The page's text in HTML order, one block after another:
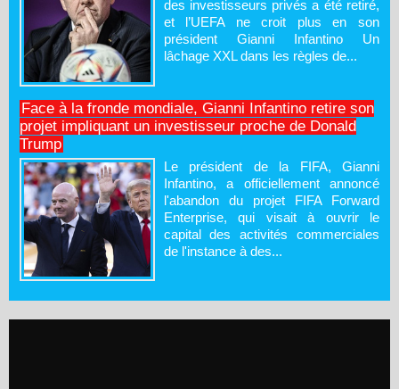
des investisseurs privés a été retiré,
et l’UEFA ne croit plus en son
président Gianni Infantino Un
lâchage XXL dans les règles de...
Face à la fronde mondiale, Gianni Infantino retire son
projet impliquant un investisseur proche de Donald
Trump
Le président de la FIFA, Gianni
Infantino, a officiellement annoncé
l'abandon du projet FIFA Forward
Enterprise, qui visait à ouvrir le
capital des activités commerciales
de l'instance à des...